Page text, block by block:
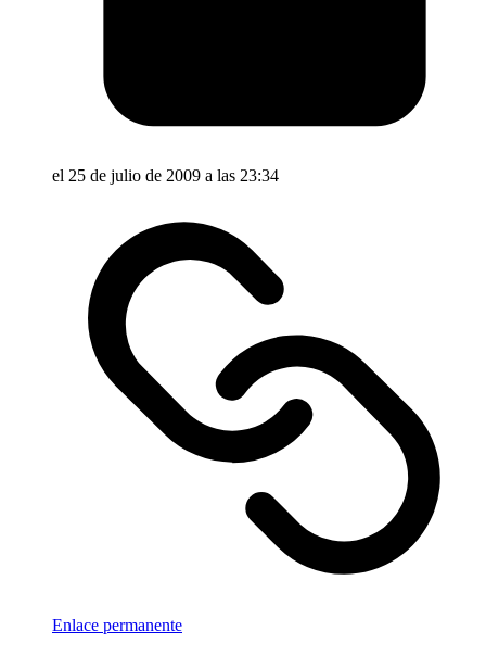
el 25 de julio de 2009 a las 23:34
Enlace permanente